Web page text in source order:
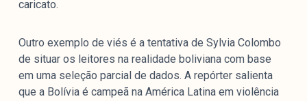
caricato.
Outro exemplo de viés é a tentativa de Sylvia Colombo
de situar os leitores na realidade boliviana com base
em uma seleção parcial de dados. A repórter salienta
que a Bolívia é campeã na América Latina em violência